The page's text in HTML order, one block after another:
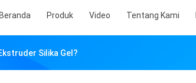
Beranda Produk Video Tentang Kami
Silika Gel?